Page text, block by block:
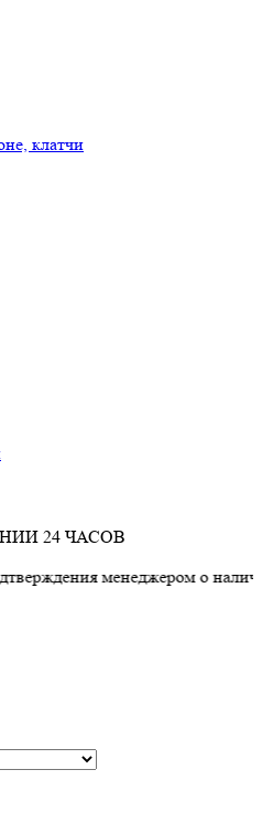
клатчи
24 ЧАСОВ
менеджером о наличии товара.